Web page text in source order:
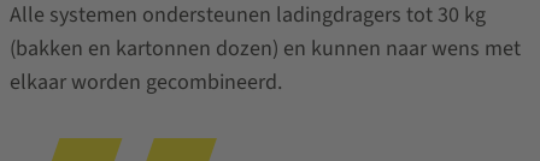
Alle systemen ondersteunen ladingdragers tot 30 kg
(bakken en kartonnen dozen) en kunnen naar wens met
elkaar worden gecombineerd.